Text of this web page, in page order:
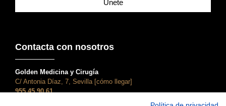
Únete
Contacta con nosotros
Golden Medicina y Cirugía
C/ Antonia Díaz, 7, Sevilla [cómo llegar]
955 45 90 61